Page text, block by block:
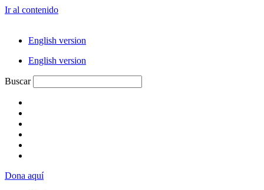
Ir al contenido
English version
English version
Buscar
Dona aquí